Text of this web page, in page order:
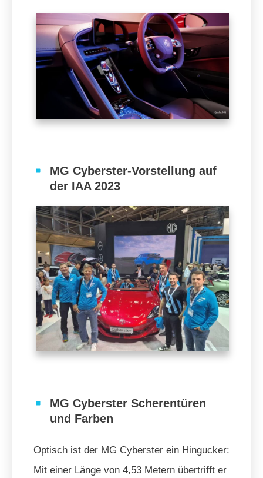
MG Cyberster-Vorstellung auf
der IAA 2023
MG Cyberster Scherentüren
und Farben
Optisch ist der MG Cyberster ein Hingucker:
Mit einer Länge von 4,53 Metern übertrifft er